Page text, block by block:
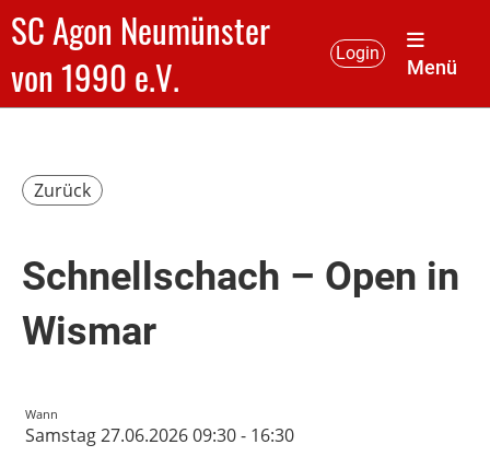
SC Agon Neumünster
von 1990 e.V.
Login
Menü
Zurück
Schnellschach – Open in
Wismar
Wann
Samstag 27.06.2026 09:30 - 16:30